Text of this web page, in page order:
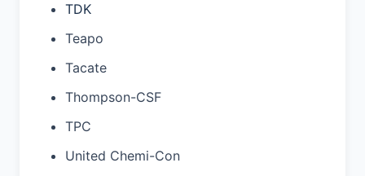
TDK
Teapo
Tacate
Thompson-CSF
TPC
United Chemi-Con